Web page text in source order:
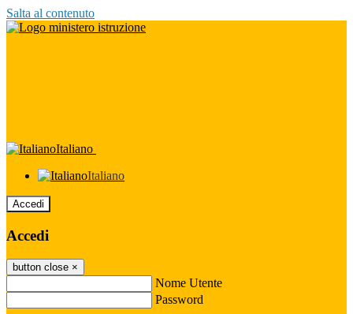
Salta al contenuto
Italiano
Italiano
Accedi
Accedi
button close ×
Nome Utente
Password